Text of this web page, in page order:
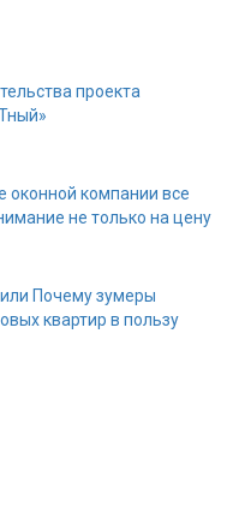
проекта
оконной компании все
не только на цену
Почему зумеры
квартир в пользу